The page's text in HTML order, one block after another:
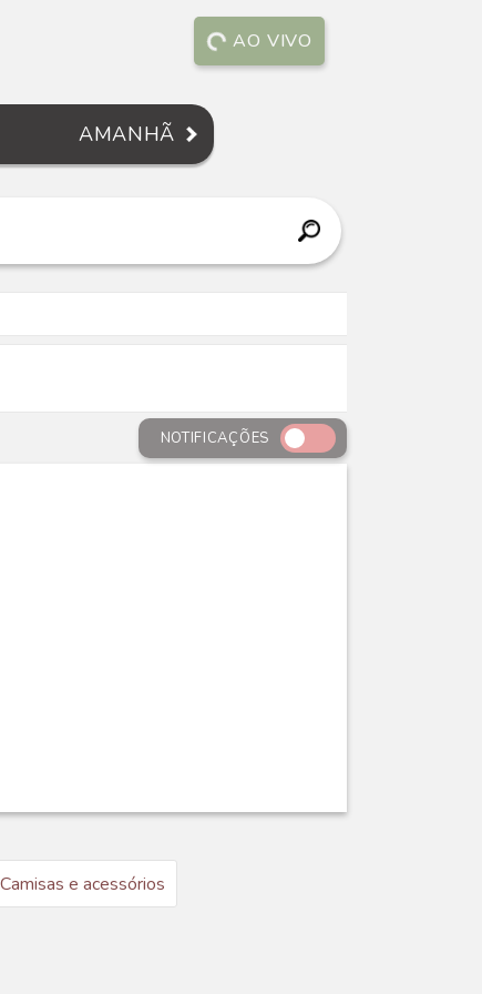
AO VIVO
AMANHÃ
NOTIFICAÇÕES
Camisas e acessórios